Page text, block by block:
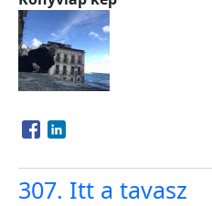
Opens in a new window
Opens in a new window
307. Itt a tavasz